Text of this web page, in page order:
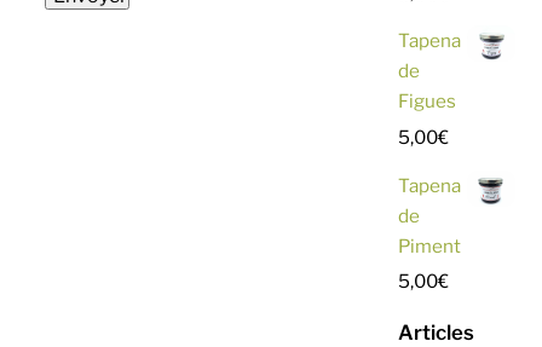
Tapena
de
Figues
5,00€
Tapena
de
Piment
5,00€
Articles